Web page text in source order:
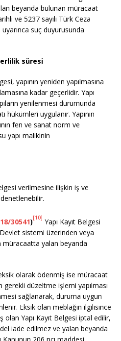
beyanda bulunan müracaat
ve 5237 sayılı Türk Ceza
suç duyurusunda
süresi
yapının yeniden yapılmasına
kadar geçerlidir. Yapı
yenilenmesi durumunda
uygulanır. Yapının
fen ve sanat norm ve
yapı malikinin
verilmesine ilişkin iş ve
30541)[10] Yapı Kayıt Belgesi
sistemi üzerinden veya
müracaatta yalan beyanda
olarak ödenmiş ise müracaat
düzeltme işlemi yapılması
sağlanarak, duruma uygun
Eksik olan meblağın ilgilisince
Yapı Kayıt Belgesi iptal edilir,
iade edilmez ve yalan beyanda